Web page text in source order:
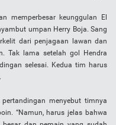
memperbesar keunggulan El
umpan Herry Boja. Sang
dari penjagaan lawan dan
Tak lama setelah gol Hendra
selesai. Kedua tim harus
menyebut timnya
“Namun, harus jelas bahwa